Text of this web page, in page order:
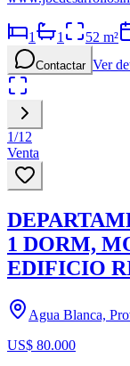
1 1 52 m²
Contactar Ver
1/12
Venta
1 DORM,
EDIFICIO
Agua Blanca,
US$ 80.000